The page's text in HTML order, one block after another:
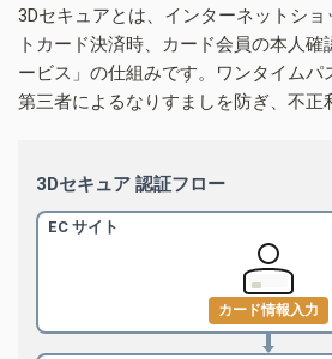
3Dセキュアとは、インターネットシ
トカード決済時、カード会員の本人
ービス」の仕組みです。ワンタイムパ
第三者によるなりすましを防ぎ、不正
3Dセキュア 認証フロー
EC サイト
カード情報入力